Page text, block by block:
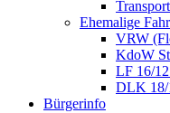
Ehemalige
VRW
KdoW
LF 16/
DLK 18/
Bürgerinfo